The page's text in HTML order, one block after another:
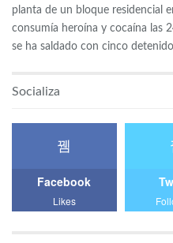
planta de un bloque residencial
consumía heroína y cocaína las
se ha saldado con cinco
Socializa
Facebook
Likes